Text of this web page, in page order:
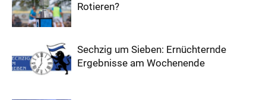
Rotieren?
Sechzig um Sieben: Ernüchternde
Ergebnisse am Wochenende